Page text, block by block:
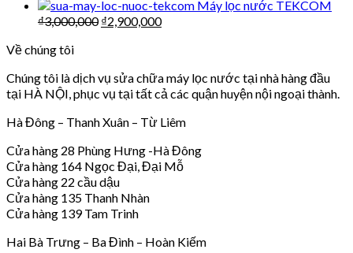
Máy lọc nước TEKCOM
₫3,000,000 ₫2,900,000
Về chúng tôi
Chúng tôi là dịch vụ sửa chữa máy lọc nước tại nhà hàng đầu
tại HÀ NỘI, phục vụ tại tất cả các quận huyện nội ngoại thành.
Hà Đông – Thanh Xuân – Từ Liêm
Cửa hàng 28 Phùng Hưng -Hà Đông
Cửa hàng 164 Ngọc Đại, Đại Mỗ
Cửa hàng 22 cầu dậu
Cửa hàng 135 Thanh Nhàn
Cửa hàng 139 Tam Trinh
Hai Bà Trưng – Ba Đình – Hoàn Kiếm